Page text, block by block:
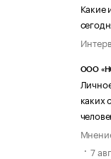
Какие
ООО
каких
7